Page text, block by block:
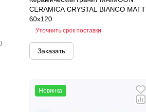
CERAMICA CRYSTAL BIANCO MATT
60x120
Уточнить срок поставки
Заказать
Новинка